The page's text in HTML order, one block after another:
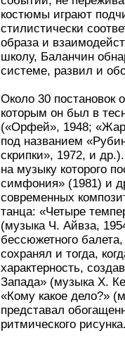
костюмы играют
стилистически
образа и
школу, Баланчин
системе, развил и
Около 30 постановок
которым он был в
(«Орфей», 1948;
под названием
скрипки», 1972, и
на музыку которого
симфония» (1981) и
современных
танца: «Четыре
(музыка Ч. Айвза,
бессюжетного
сохранял и тогда,
характерность,
Запада» (музыка Х.
«Кому какое дело?»
представал
ритмического